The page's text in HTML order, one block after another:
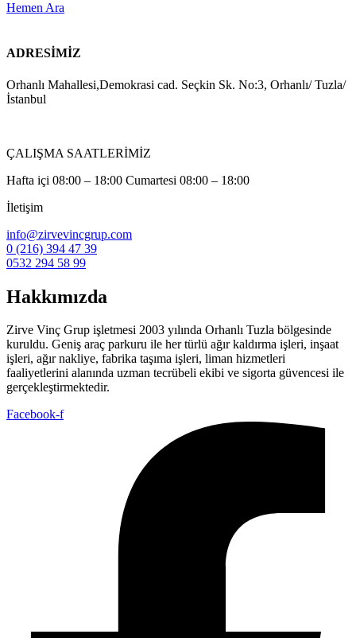
Hemen Ara
ADRESİMİZ
Orhanlı Mahallesi,Demokrasi cad. Seçkin Sk. No:3, Orhanlı/ Tuzla/
İstanbul
ÇALIŞMA SAATLERİMİZ
Hafta içi 08:00 – 18:00 Cumartesi 08:00 – 18:00
İletişim
info@zirvevincgrup.com
0 (216) 394 47 39
0532 294 58 99
Hakkımızda
Zirve Vinç Grup işletmesi 2003 yılında Orhanlı Tuzla bölgesinde
kuruldu. Geniş araç parkuru ile her türlü ağır kaldırma işleri, inşaat
işleri, ağır nakliye, fabrika taşıma işleri, liman hizmetleri
faaliyetlerini alanında uzman tecrübeli ekibi ve sigorta güvencesi ile
gerçekleştirmektedir.
Facebook-f